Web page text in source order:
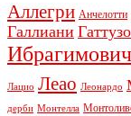
Аллегри Анчелотти
Галлиани Гаттузо
Ибрагимович
Лацио Леао Леонардо
дерби Монтелла